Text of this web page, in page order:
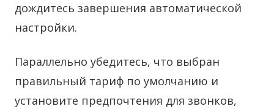
дождитесь завершения автоматической
настройки.
Параллельно убедитесь, что выбран
правильный тариф по умолчанию и
установите предпочтения для звонков,